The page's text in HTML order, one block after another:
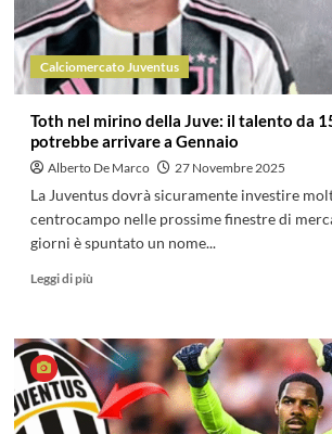
Calciomercato Juventus
Toth nel mirino della Juve: il talento da
potrebbe arrivare a Gennaio
Alberto De Marco 27 Novembre 2025
La Juventus dovrà sicuramente investire
centrocampo nelle prossime finestre di
giorni è spuntato un nome...
Leggi di più